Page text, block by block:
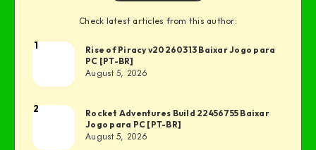
Check latest articles from this author:
1
Rise of Piracy v20260313 Baixar Jogo para
PC [PT-BR]
August 5, 2026
2
Rocket Adventures Build 22456755 Baixar
Jogo para PC [PT-BR]
August 5, 2026